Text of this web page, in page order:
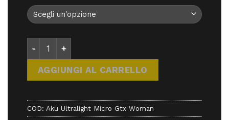
AGGIUNGI AL CARRELLO
COD: Aku Ultralight Micro Gtx Woman